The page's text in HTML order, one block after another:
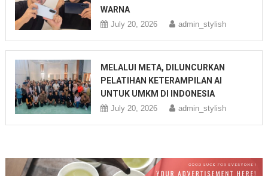
WARNA
July 20, 2026 admin_stylish
MELALUI META, DILUNCURKAN
PELATIHAN KETERAMPILAN AI
UNTUK UMKM DI INDONESIA
July 20, 2026 admin_stylish